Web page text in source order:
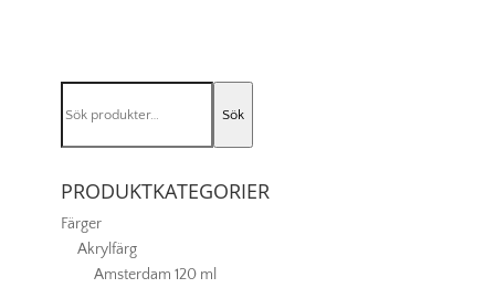
mängd
efter:
Sök
PRODUKTKATEGORIER
Färger
Akrylfärg
Amsterdam 120 ml